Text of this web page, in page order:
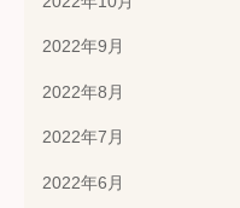
2022年9月
2022年8月
2022年7月
2022年6月